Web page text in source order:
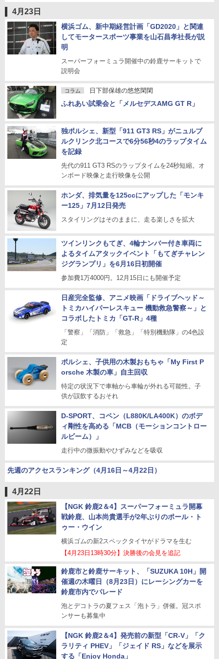
4月23日
横浜ゴム、新中期経営計画「GD2020」と関連
してモータースポーツ事業を山石昌孝社長が説
明
スーパーフォーミュラ開催中の鈴鹿サーキットで
説明会
コラム 日下部保雄の悠悠閑閑
ふれあい試乗会と「メルセデスAMG GT R」
独ポルシェ、新型「911 GT3 RS」がニュルブ
ルクリンク北コースで6分56秒4のラップタイム
を記録
先代の911 GT3 RSのラップタイムを24秒短縮。オ
ンボード映像と走行映像を公開
ホンダ、排気量を125ccにアップした「モンキ
ー125」7月12日発売
スタイリングはそのままに、走る楽しさを拡大
ツインリンクもてぎ、4輪ナンバー付き車両に
よるタイムアタックイベント「もてぎチャレン
ジグランプリ」を6月16日初開催
参加費1万4000円。12月15日にも開催予定
日産完全監修、アニメ映画「ドライブヘッド～
トミカハイパーレスキュー 機動救急警察～」と
コラボしたトミカ「GT-R」4種
「警察」「消防」「救急」「特別機動隊」の4色設
定
ポルシェ、子供用の木製おもちゃ「My First P
orsche 木製の車」自主回収
特定の状況下で車軸から車輪が外れる可能性。子
供が誤飲するおそれ
D-SPORT、コペン（L880K/LA400K）のボデ
ィ剛性を高める「MCB（モーションコントロー
ルビーム）」
走行中の微振動やひずみなどを吸収
先週のアクセスランキング（4月16日～4月22日）
4月22日
【NGK 鈴鹿2＆4】スーパーフォーミュラ開幕
戦鈴鹿、山本尚貴選手が2年ぶりのポール・ト
ゥー・ウイン
横浜ゴムの新2スペックタイヤがドラマを生む
【4月23日13時30分】決勝後の会見を追記
鈴鹿市と鈴鹿サーキット、「SUZUKA 10H」開
催週の木曜日（8月23日）にレーシングカーを
鈴鹿市内でパレード
泡とデコトラの夏フェス「泡トラ」併催。冠スポ
ンサーも募集中
【NGK 鈴鹿2＆4】発売前の新型「CR-V」「ク
ラリティ PHEV」「ジェイド RS」などを展示
する「Enjoy Honda」